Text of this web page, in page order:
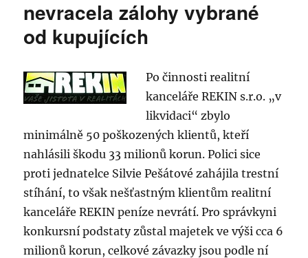
nevracela zálohy vybrané
od kupujících
Po činnosti realitní
kanceláře REKIN s.r.o. „v
likvidaci“ zbylo
minimálně 50 poškozených klientů, kteří
nahlásili škodu 33 milionů korun. Polici sice
proti jednatelce Silvie Pešátové zahájila trestní
stíhání, to však nešťastným klientům realitní
kanceláře REKIN peníze nevrátí. Pro správkyni
konkursní podstaty zůstal majetek ve výši cca 6
milionů korun, celkové závazky jsou podle ní